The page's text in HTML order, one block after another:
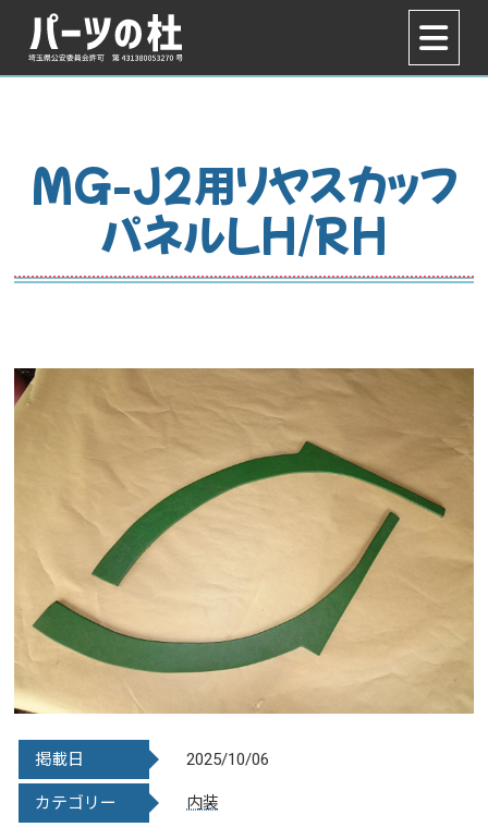
MG-J2用リヤスカッフ
パネルLH/RH
掲載日 2025/10/06
カテゴリー 内装